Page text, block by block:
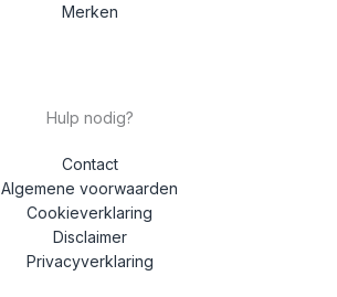
Merken
Hulp nodig?
Contact
Algemene voorwaarden
Cookieverklaring
Disclaimer
Privacyverklaring